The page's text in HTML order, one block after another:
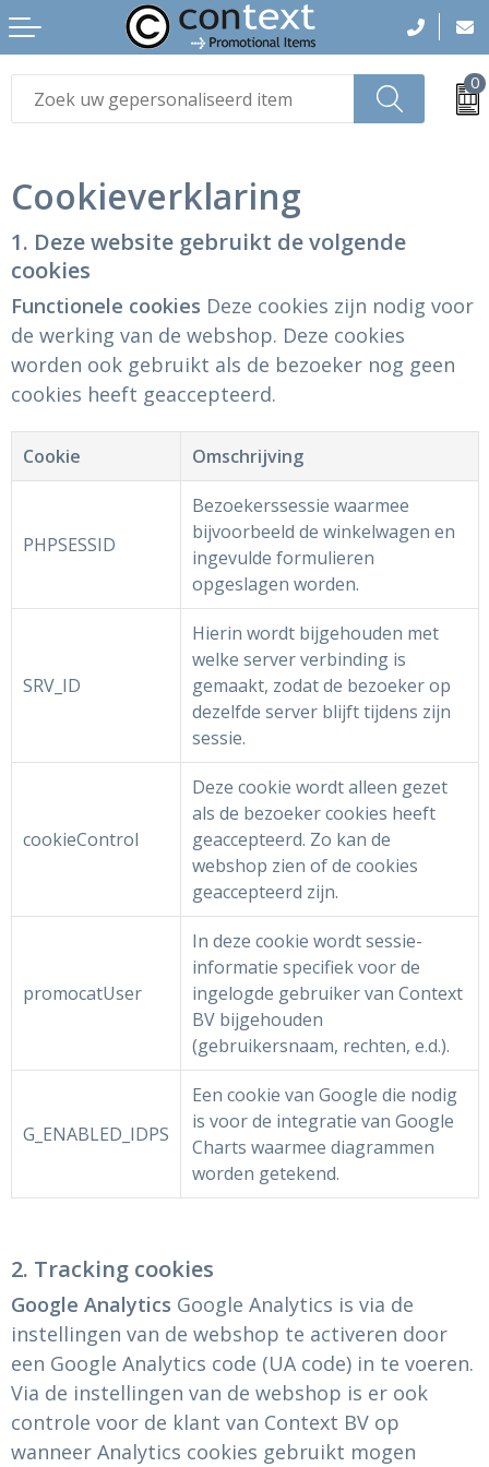
0
Tassen
Elektronica, Gadgets en USB
Kantoor en Zakelijk
Home & Living
Paraplu's
Lampen en Gereedschap
Sleutelhangers en Lanyards
Veiligheid, Auto en Fiets
Kinderen, Peuters en Baby's
Overigen
Rugzakken
Zakelijke tassen
Reizen
Sporttassen
Heuptassen & Crossbody
Koeltassen en Koelboxen
Waterwerende tassen
Picknicktassen en manden
Trolleys
Sport polo's
Sweaters en vesten
Bodywarmers
Jassen
Broeken en shorten
Caps, Hoeden en Mutsen
Handschoenen en Sjaals
Schoenen en accessoires
Kleding sets
High-viz kleding
Workwear T-Shirts
Workwear Polo's
Workwear Sweaters en Vesten
Workwear Bodywarmers
Workwear Jassen
Schorten en Sloven
Caps, Hoeden en Mutsen
Been- en voetbescherming
Handschoenen en Sjaals
Hygiëne en Persoonlijke verzorging
Ondergoed en Sokken
Schoenen
Hoofdbescherming
Gehoorbescherming
Ademhalingsbescherming
T-Shirts
Polo's
Hemden
Blazers
Sweaters
Vesten
Broeken en Shorts
Petten, mutsen en bandana's
Sjaals en Handschoenen
Badtextiel en Douche
Fleecedekens en plaids
Sokken en Nachtkleding
Gilets
Cookieverklaring
1. Deze website gebruikt de volgende
cookies
Functionele cookies Deze cookies zijn nodig voor
de werking van de webshop. Deze cookies
worden ook gebruikt als de bezoeker nog geen
cookies heeft geaccepteerd.
Cookie Omschrijving
PHPSESSID
Bezoekerssessie waarmee
bijvoorbeeld de winkelwagen en
ingevulde formulieren
opgeslagen worden.
SRV_ID
Hierin wordt bijgehouden met
welke server verbinding is
gemaakt, zodat de bezoeker op
dezelfde server blijft tijdens zijn
sessie.
cookieControl
Deze cookie wordt alleen gezet
als de bezoeker cookies heeft
geaccepteerd. Zo kan de
webshop zien of de cookies
geaccepteerd zijn.
promocatUser
In deze cookie wordt sessie-
informatie specifiek voor de
ingelogde gebruiker van Context
BV bijgehouden
(gebruikersnaam, rechten, e.d.).
G_ENABLED_IDPS
Een cookie van Google die nodig
is voor de integratie van Google
Charts waarmee diagrammen
worden getekend.
2. Tracking cookies
Google Analytics Google Analytics is via de
instellingen van de webshop te activeren door
een Google Analytics code (UA code) in te voeren.
Via de instellingen van de webshop is er ook
controle voor de klant van Context BV op
wanneer Analytics cookies gebruikt mogen